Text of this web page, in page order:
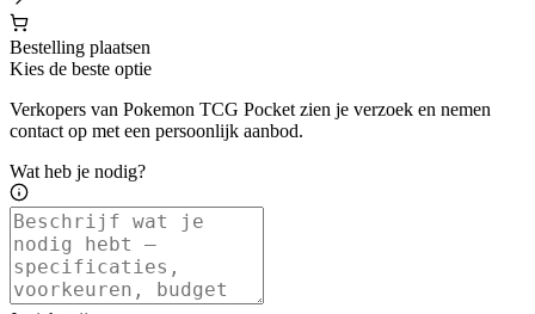
Bestelling plaatsen
Kies de beste optie
Verkopers van Pokemon TCG Pocket zien je verzoek en nemen
contact op met een persoonlijk aanbod.
Wat heb je nodig?